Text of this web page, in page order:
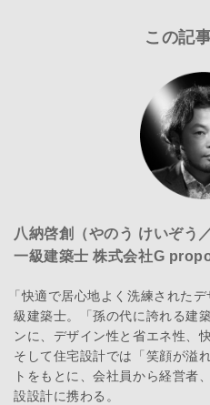
この記
八納啓創（やのう けいぞう
一級建築士 株式会社G
「快適で居心地よく洗練された
級建築士。「孫の代に誇れる建
ンに、デザイン性と省エネ性、
そして住宅設計では「笑顔が溢
トをもとに、会社員から経営者
設設計に携わる。